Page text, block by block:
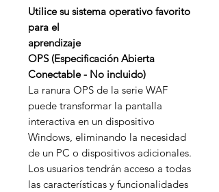
Utilice su sistema operativo favorito
para el
aprendizaje
OPS (Especificación Abierta
Conectable - No incluido)
La ranura OPS de la serie WAF
puede transformar la pantalla
interactiva en un dispositivo
Windows, eliminando la necesidad
de un PC o dispositivos adicionales.
Los usuarios tendrán acceso a todas
las características y funcionalidades